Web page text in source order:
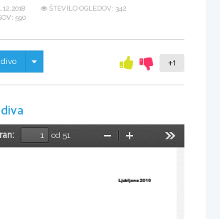
ŠTEVILO OGLEDOV: 342
590
Skrij/prikaži meni +1
od 51
Pomanjšaj
Ljubljana 2010